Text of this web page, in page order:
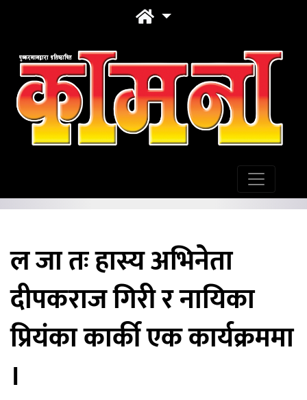
ल जा तः हास्य अभिनेता
दीपकराज गिरी र नायिका
प्रियंका कार्की एक कार्यक्रममा
।